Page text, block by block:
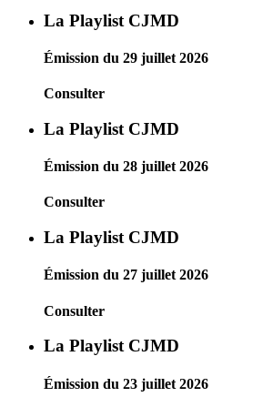
La Playlist CJMD
Émission du 29 juillet 2026
Consulter
La Playlist CJMD
Émission du 28 juillet 2026
Consulter
La Playlist CJMD
Émission du 27 juillet 2026
Consulter
La Playlist CJMD
Émission du 23 juillet 2026